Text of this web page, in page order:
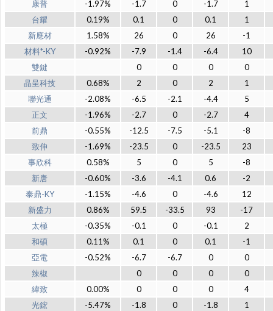
康普
-1.97% -1.7 0 -1.7
1
台耀
0.19% 0.1 0 0.1
1
新應材
1.58% 26 0 26
-1
材料*-KY
-0.92% -7.9 -1.4 -6.4
10
雙鍵
0 0 0
0
晶呈科技
0.68% 2 0 2
1
聯光通
-2.08% -6.5 -2.1 -4.4
5
正文
-1.96% -2.7 0 -2.7
4
前鼎
-0.55% -12.5 -7.5 -5.1
-8
致伸
-1.69% -23.5 0 -23.5
23
事欣科
0.58% 5 0 5
-8
新唐
-0.60% -3.6 -4.1 0.6
-2
泰鼎-KY
-1.15% -4.6 0 -4.6
12
新盛力
0.86% 59.5 -33.5 93
-17
太極
-0.35% -0.1 0 -0.1
2
和碩
0.11% 0.1 0 0.1
-1
亞電
-0.52% -6.7 -6.7 0
0
辣椒
0 0 0
0
緯致
0.00% 0 0 0
4
光鋐
-5.47% -1.8 0 -1.8
1